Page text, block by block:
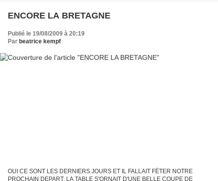
ENCORE LA BRETAGNE
Publié le 19/08/2009 à 20:19
Par beatrice kempf
OUI CE SONT LES DERNIERS JOURS ET IL FALLAIT FËTER NOTRE
PROCHAIN DEPART. LA TABLE S'ORNAIT D'UNE BELLE COUPE DE